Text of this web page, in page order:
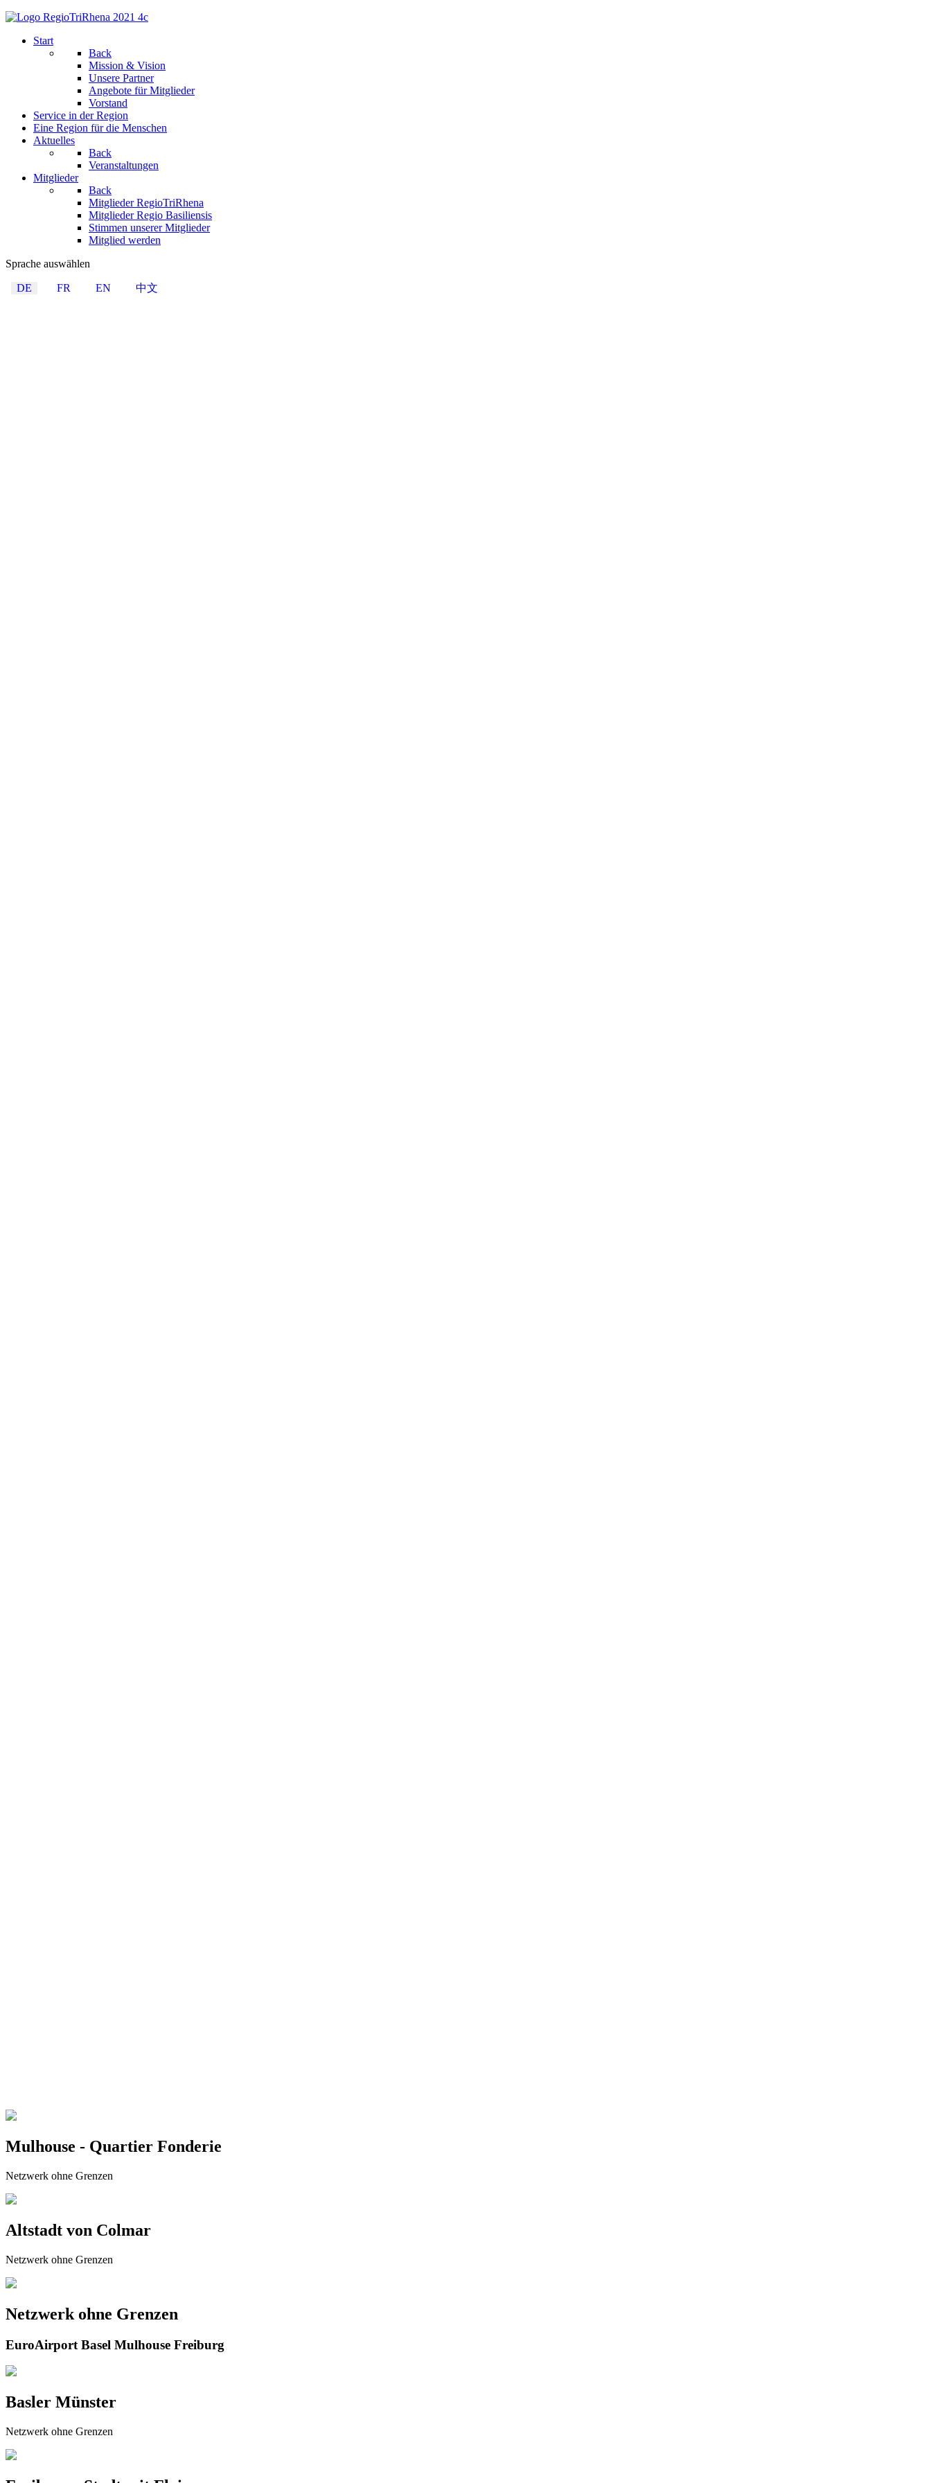
Start
Back
Mission & Vision
Unsere Partner
Angebote für Mitglieder
Vorstand
Service in der Region
Eine Region für die Menschen
Aktuelles
Back
Veranstaltungen
Mitglieder
Back
Mitglieder RegioTriRhena
Mitglieder Regio Basiliensis
Stimmen unserer Mitglieder
Mitglied werden
Sprache auswählen
DE FR EN 中文
Mulhouse - Quartier Fonderie
Netzwerk ohne Grenzen
Altstadt von Colmar
Netzwerk ohne Grenzen
Netzwerk ohne Grenzen
EuroAirport Basel Mulhouse Freiburg
Basler Münster
Netzwerk ohne Grenzen